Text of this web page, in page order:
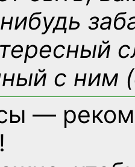
с ним
—